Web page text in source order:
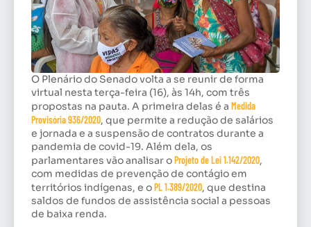
O Plenário do Senado volta a se reunir de forma
virtual nesta terça-feira (16), às 14h, com três
propostas na pauta. A primeira delas é a Medida
Provisória 936/2020, que permite a redução de salários
e jornada e a suspensão de contratos durante a
pandemia de covid-19. Além dela, os
parlamentares vão analisar o Projeto de Lei 1.142/2020,
com medidas de prevenção de contágio em
territórios indígenas, e o PL 1.389/2020, que destina
saldos de fundos de assistência social a pessoas
de baixa renda.